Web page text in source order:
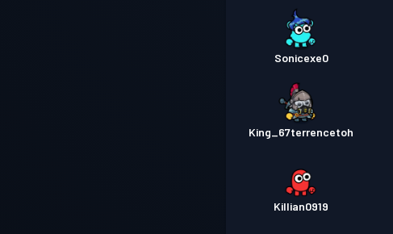
Sonicexe0
King_67terrencetoh
Killian0919